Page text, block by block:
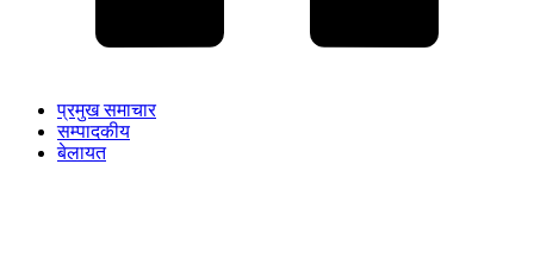
प्रमुख समाचार
सम्पादकीय
बेलायत